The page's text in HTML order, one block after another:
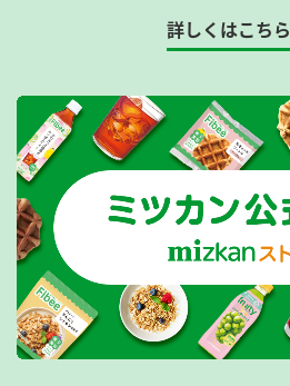
詳しくはこちら